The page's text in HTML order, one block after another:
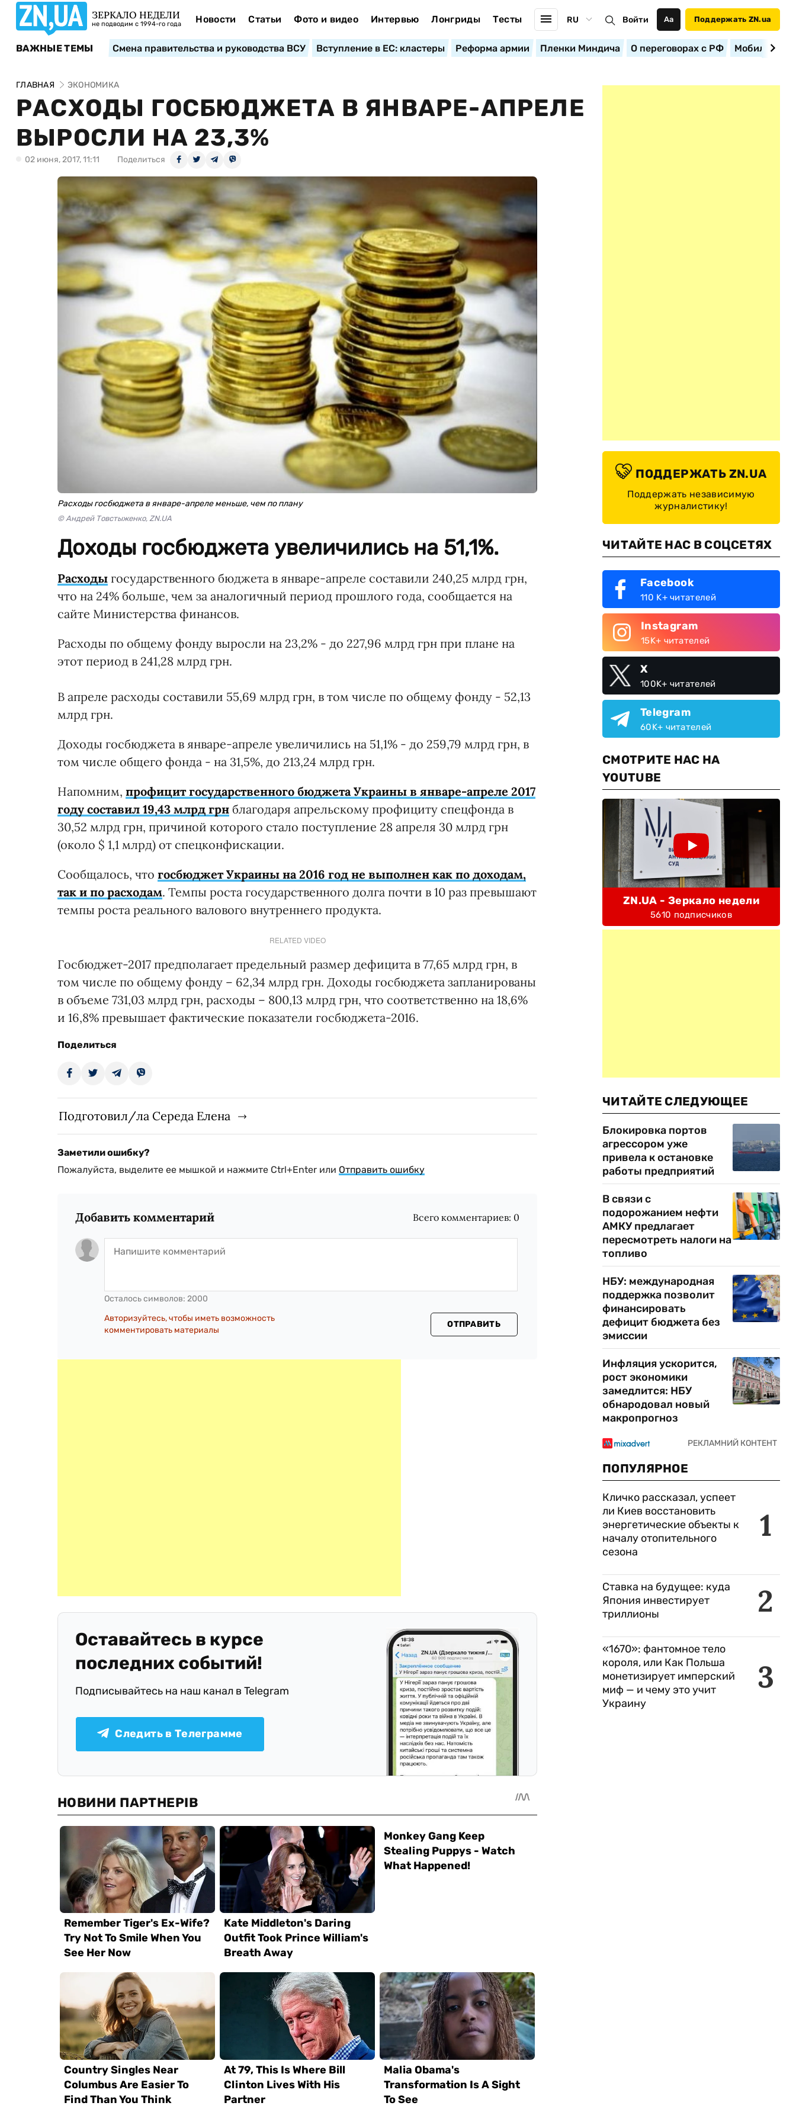
ЗЕРКАЛО НЕДЕЛИ
не подводим с 1994-го года Новости Статьи Фото и видео Интервью Лонгриды Тесты RU Войти Аа Поддержать ZN.ua
ВАЖНЫЕ ТЕМЫ Смена правительства и руководства ВСУ Вступление в ЕС: кластеры Реформа армии Пленки Миндича О переговорах с РФ
ГЛАВНАЯ ЭКОНОМИКА
РАСХОДЫ ГОСБЮДЖЕТА В ЯНВАРЕ-АПРЕЛЕ
ВЫРОСЛИ НА 23,3%
02 июня, 2017, 11:11 Поделиться
Расходы госбюджета в январе-апреле меньше, чем по плану
© Андрей Товстыженко, ZN.UA
Доходы госбюджета увеличились на 51,1%.
Расходы государственного бюджета в январе-апреле составили 240,25 млрд грн,
что на 24% больше, чем за аналогичный период прошлого года, сообщается на
сайте Министерства финансов.
Расходы по общему фонду выросли на 23,2% - до 227,96 млрд грн при плане на
этот период в 241,28 млрд грн.
В апреле расходы составили 55,69 млрд грн, в том числе по общему фонду - 52,13
млрд грн.
Доходы госбюджета в январе-апреле увеличились на 51,1% - до 259,79 млрд грн, в
том числе общего фонда - на 31,5%, до 213,24 млрд грн.
Напомним, профицит государственного бюджета Украины в январе-апреле 2017
году составил 19,43 млрд грн благодаря апрельскому профициту спецфонда в
30,52 млрд грн, причиной которого стало поступление 28 апреля 30 млрд грн
(около $ 1,1 млрд) от спецконфискации.
Сообщалось, что госбюджет Украины на 2016 год не выполнен как по доходам,
так и по расходам. Темпы роста государственного долга почти в 10 раз превышают
темпы роста реального валового внутреннего продукта.
RELATED VIDEO
Госбюджет-2017 предполагает предельный размер дефицита в 77,65 млрд грн, в
том числе по общему фонду – 62,34 млрд грн. Доходы госбюджета запланированы
в объеме 731,03 млрд грн, расходы – 800,13 млрд грн, что соответственно на 18,6%
и 16,8% превышает фактические показатели госбюджета-2016.
Поделиться
Подготовил/ла Середа Елена
Заметили ошибку?
Пожалуйста, выделите ее мышкой и нажмите Ctrl+Enter или Отправить ошибку
Добавить комментарий Всего комментариев: 0
Осталось символов: 2000
Авторизуйтесь, чтобы иметь возможность
комментировать материалы
ОТПРАВИТЬ
Оставайтесь в курсе
последних событий!
Подписывайтесь на наш канал в Telegram
Следить в Телеграмме
ПОДДЕРЖАТЬ ZN.UA
Поддержать независимую
журналистику!
ЧИТАЙТЕ НАС В СОЦСЕТЯХ
Facebook
110 K+ читателей
Instagram
15K+ читателей
X
100K+ читателей
Telegram
60K+ читателей
СМОТРИТЕ НАС НА
YOUTUBE
ZN.UA - Зеркало недели
5610 подписчиков
ЧИТАЙТЕ СЛЕДУЮЩЕЕ
Блокировка портов
агрессором уже
привела к остановке
работы предприятий
В связи с
подорожанием нефти
АМКУ предлагает
пересмотреть налоги на
топливо
НБУ: международная
поддержка позволит
финансировать
дефицит бюджета без
эмиссии
Инфляция ускорится,
рост экономики
замедлится: НБУ
обнародовал новый
макропрогноз
ПОПУЛЯРНОЕ
1
Кличко рассказал, успеет
ли Киев восстановить
энергетические объекты к
началу отопительного
сезона
2
Ставка на будущее: куда
Япония инвестирует
триллионы
3
«1670»: фантомное тело
короля, или Как Польша
монетизирует имперский
миф — и чему это учит
Украину